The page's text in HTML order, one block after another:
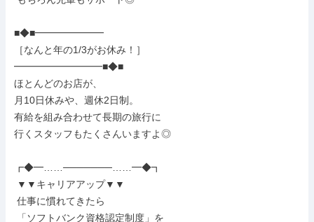
■◆■━━━━━━━
［なんと年の1/3がお休み！］
━━━━━━━━━■◆■
ほとんどのお店が、
月10日休みや、週休2日制。
有給を組み合わせて長期の旅行に
行くスタッフもたくさんいますよ◎
┏◆━……───────……━◆┓